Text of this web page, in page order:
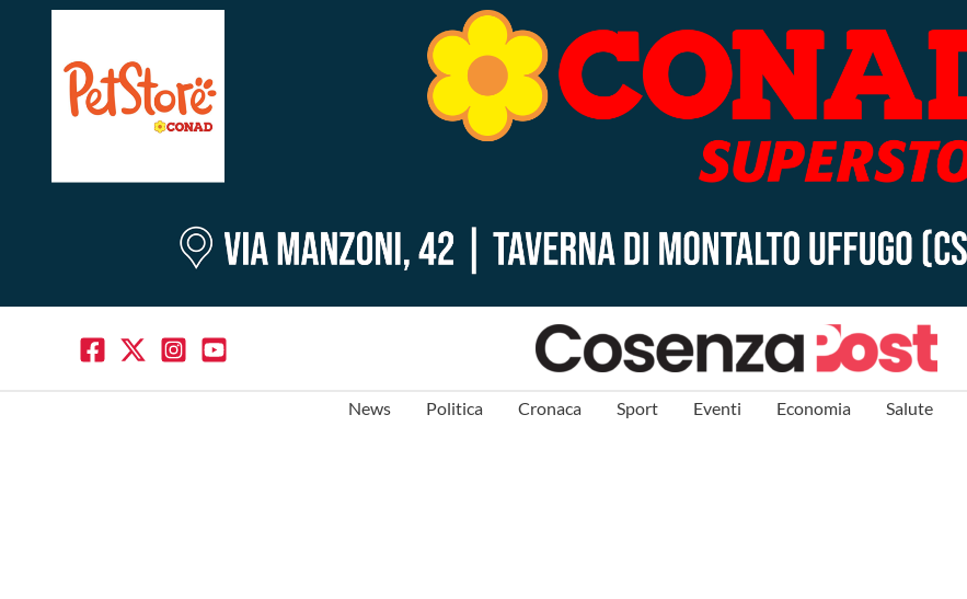
News Politica Cronaca Sport Eventi Economia Salute